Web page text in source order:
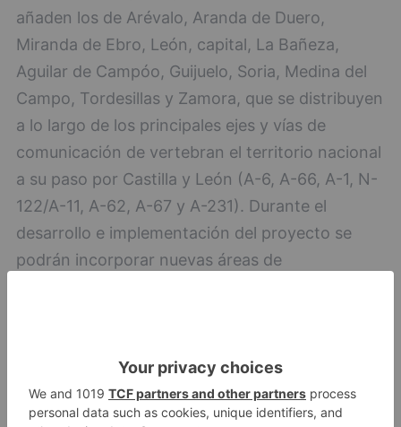
añaden los de Arévalo, Aranda de Duero,
Miranda de Ebro, León, capital, La Bañeza,
Aguilar de Campóo, Guijuelo, Soria, Medina del
Campo, Tordesillas y Zamora, que se distribuyen
a lo largo de los principales ejes y vías de
comunicación de vertebran el territorio nacional
a su paso por Castilla y León (A-6, A-66, A-1, N-
122/A-11, A-62, A-67 y A-231). Durante el
desarrollo e implementación del proyecto se
podrán incorporar nuevas áreas de
mercancías por carretera.
"En definitiva -ha destacado Suarez-Quiñones-,